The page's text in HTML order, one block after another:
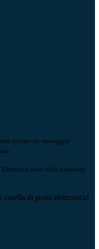
inviato un messaggio
il reset della password
di posta elettronica!